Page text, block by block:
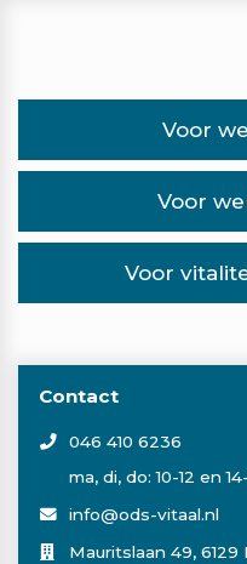
Voor
Voor
Voor
Contact
046 410 6236
ma, di, do: 10-12 en
info@ods-vitaal.nl
Mauritslaan 49, 6129